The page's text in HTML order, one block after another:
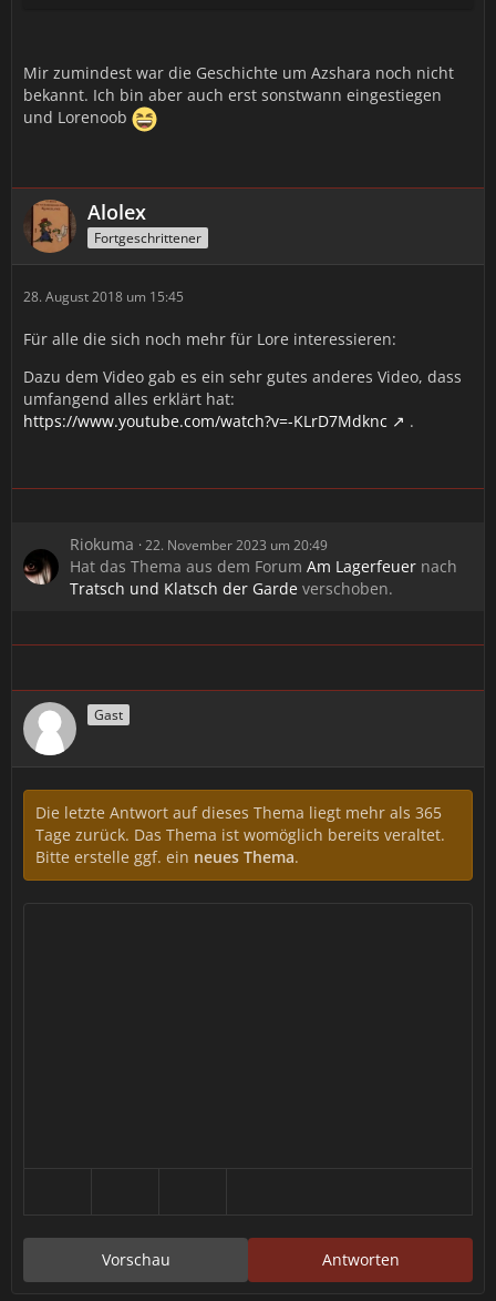
Mir zumindest war die Geschichte um Azshara noch nicht
bekannt. Ich bin aber auch erst sonstwann eingestiegen
und Lorenoob
Alolex
Fortgeschrittener
28. August 2018 um 15:45
Für alle die sich noch mehr für Lore interessieren:
Dazu dem Video gab es ein sehr gutes anderes Video, dass
umfangend alles erklärt hat:
https://www.youtube.com/watch?v=-KLrD7Mdknc
.
Riokuma 22. November 2023 um 20:49
Hat das Thema aus dem Forum Am Lagerfeuer nach
Tratsch und Klatsch der Garde verschoben.
Gast
Die letzte Antwort auf dieses Thema liegt mehr als 365
Tage zurück. Das Thema ist womöglich bereits veraltet.
Bitte erstelle ggf. ein neues Thema.
Antworten
Vorschau